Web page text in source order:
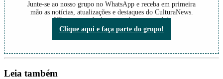
Junte-se ao nosso grupo no WhatsApp e receba em primeira
mão as notícias, atualizações e destaques do CulturaNews.
Não perca nada do que está acontecendo!
Clique aqui e faça parte do grupo!
Leia também